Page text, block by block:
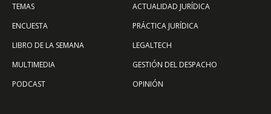
TEMAS
ENCUESTA
LIBRO DE LA SEMANA
MULTIMEDIA
PODCAST
ACTUALIDAD JURÍDICA
PRÁCTICA JURÍDICA
LEGALTECH
GESTIÓN DEL DESPACHO
OPINIÓN